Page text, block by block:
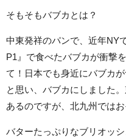
そもそもバブカとは？
中東発祥のパンで、近年NY
P1』で食べたバブカが衝撃
て！日本でも身近にバブカ
と思い、バブカにしました
あるのですが、北九州では
バターたっぷりなブリオッ